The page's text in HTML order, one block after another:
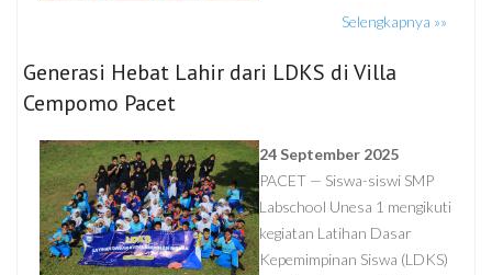
Selengkapnya »»
Generasi Hebat Lahir dari LDKS di Villa
Cempomo Pacet
24 September 2025
PACET — Siswa-siswi SMP
Labschool Unesa 1 mengikuti
kegiatan Latihan Dasar
Kepemimpinan Siswa (LDKS)